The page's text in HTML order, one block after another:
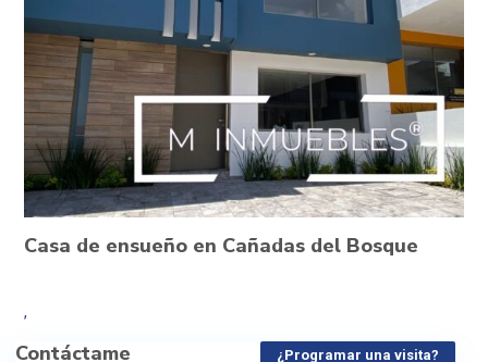
Casa de ensueño en Cañadas del Bosque
,
Contáctame ¿Programar una visita?